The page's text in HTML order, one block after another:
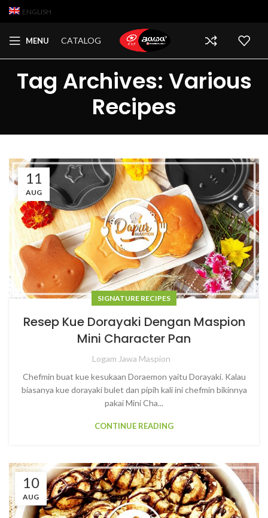
ENGLISH
MENU CATALOG
Tag Archives: Various
Recipes
11
AUG
SIGNATURE RECIPES
Resep Kue Dorayaki Dengan Maspion
Mini Character Pan
Logam Jawa Maspion
Chefmin buat kue kesukaan Doraemon yaitu Dorayaki. Kalau
biasanya kue dorayaki bulet dan pipih kali ini chefmin bikinnya
pakai Mini Cha...
CONTINUE READING
10
AUG